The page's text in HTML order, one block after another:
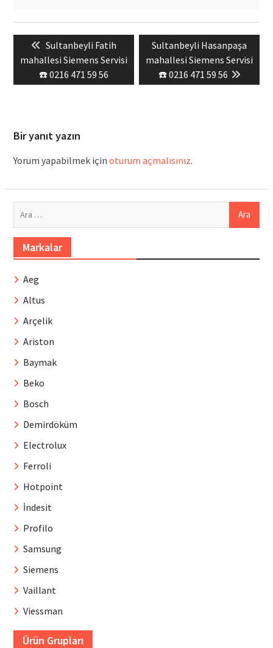
gezinmesi
Previous
post:
Sultanbeyli Fatih
mahallesi Siemens Servisi
☎️ 0216 471 59 56
Next
post:
Sultanbeyli Hasanpaşa
mahallesi Siemens Servisi
☎️ 0216 471 59 56
Bir yanıt yazın
Yorum yapabilmek için oturum açmalısınız.
Markalar
Aeg
Altus
Arçelik
Ariston
Baymak
Beko
Bosch
Demirdöküm
Electrolux
Ferroli
Hotpoint
İndesit
Profilo
Samsung
Siemens
Vaillant
Viessman
Ürün Grupları